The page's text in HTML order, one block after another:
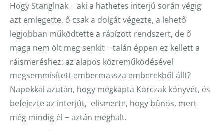
Hogy Stanglnak − aki a hathetes interjú során végig
azt emlegette, ő csak a dolgát végezte, a lehető
legjobban működtette a rábízott rendszert, de ő
maga nem ölt meg senkit − talán éppen ez kellett a
ráismeréshez: az alapos közreműködésével
megsemmisített embermassza emberekből állt?
Napokkal azután, hogy megkapta Korczak könyvét, és
befejezte az interjút, elismerte, hogy bűnös, mert
még mindig él − aztán meghalt.